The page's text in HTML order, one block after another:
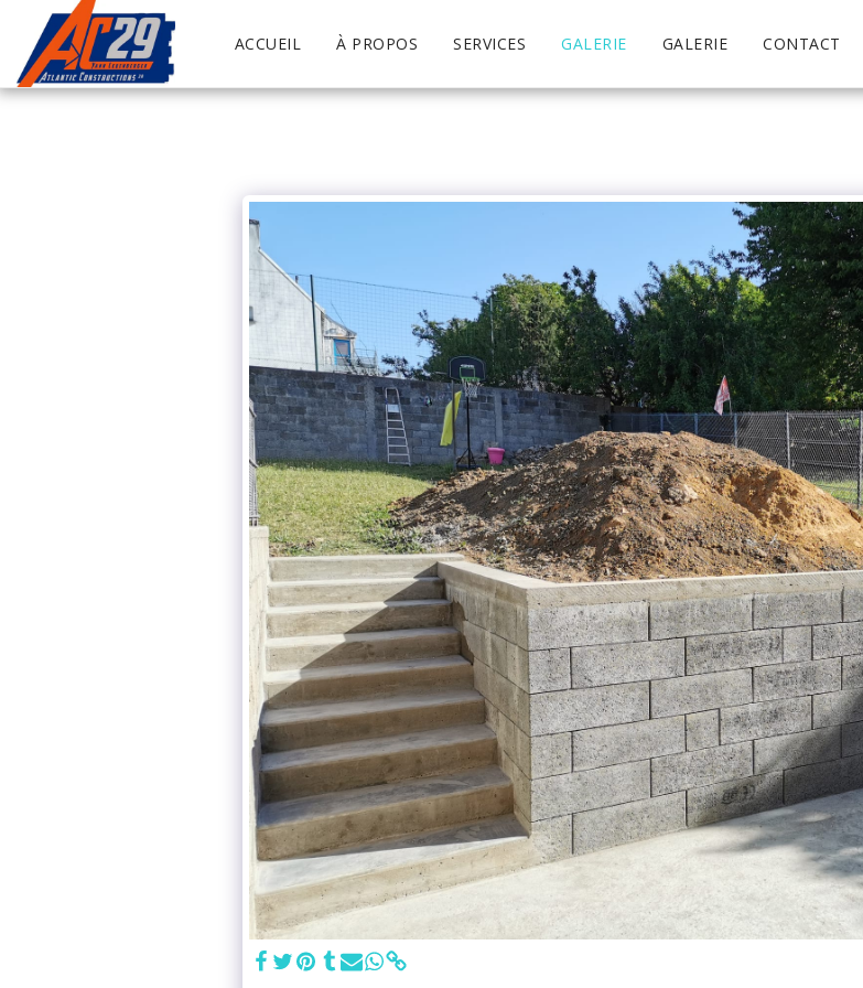
ACCUEIL À PROPOS SERVICES GALERIE GALERIE CONTACT